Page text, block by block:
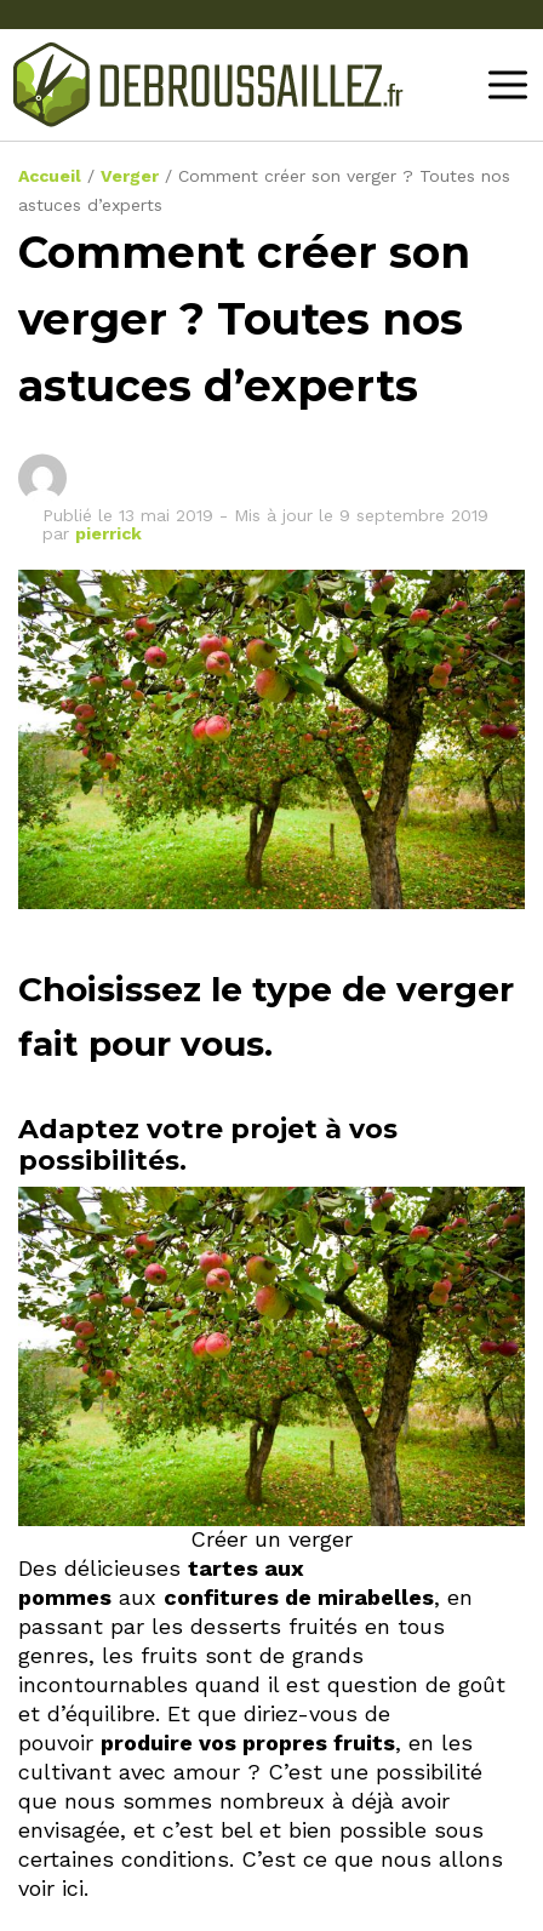
Accueil / Verger / Comment créer son verger ? Toutes nos
astuces d’experts
Comment créer son
verger ? Toutes nos
astuces d’experts
Publié le 13 mai 2019 - Mis à jour le 9 septembre 2019
par pierrick
Choisissez le type de verger
fait pour vous.
Adaptez votre projet à vos
possibilités.
Créer un verger
Des délicieuses tartes aux
pommes aux confitures de mirabelles, en
passant par les desserts fruités en tous
genres, les fruits sont de grands
incontournables quand il est question de goût
et d’équilibre. Et que diriez-vous de
pouvoir produire vos propres fruits, en les
cultivant avec amour ? C’est une possibilité
que nous sommes nombreux à déjà avoir
envisagée, et c’est bel et bien possible sous
certaines conditions. C’est ce que nous allons
voir ici.